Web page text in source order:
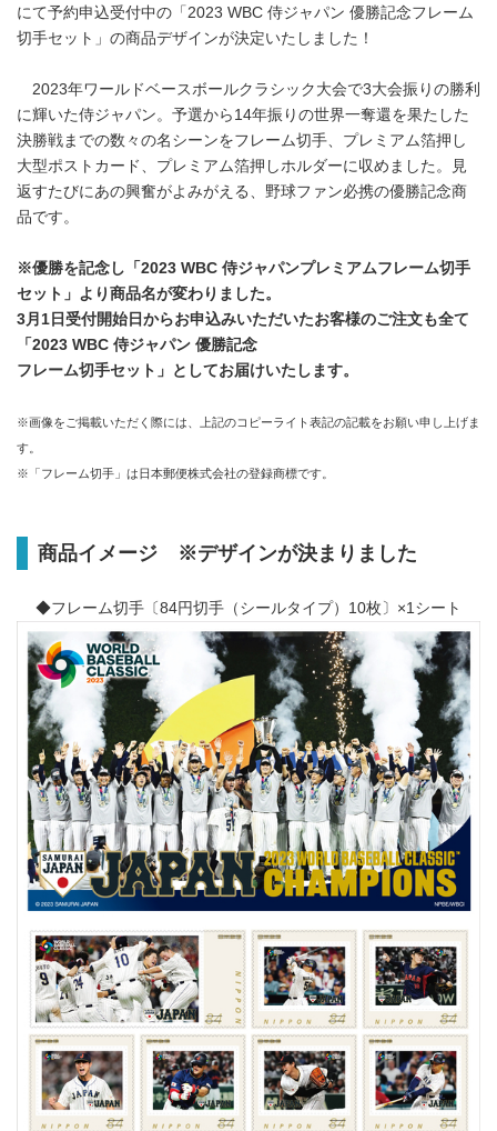
にて予約申込受付中の「2023 WBC 侍ジャパン 優勝記念フレーム
切手セット」の商品デザインが決定いたしました！
2023年ワールドベースボールクラシック大会で3大会振りの勝利
に輝いた侍ジャパン。予選から14年振りの世界一奪還を果たした
決勝戦までの数々の名シーンをフレーム切手、プレミアム箔押し
大型ポストカード、プレミアム箔押しホルダーに収めました。見
返すたびにあの興奮がよみがえる、野球ファン必携の優勝記念商
品です。
※優勝を記念し「2023 WBC 侍ジャパンプレミアムフレーム切手
セット」より商品名が変わりました。
3月1日受付開始日からお申込みいただいたお客様のご注文も全て
「2023 WBC 侍ジャパン 優勝記念
フレーム切手セット」としてお届けいたします。
※画像をご掲載いただく際には、上記のコピーライト表記の記載をお願い申し上げま
す。
※「フレーム切手」は日本郵便株式会社の登録商標です。
商品イメージ ※デザインが決まりました
◆フレーム切手〔84円切手（シールタイプ）10枚〕×1シート